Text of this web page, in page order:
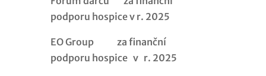
podporu hospice v r. 2025
EO Group za finanční
podporu hospice v r. 2025